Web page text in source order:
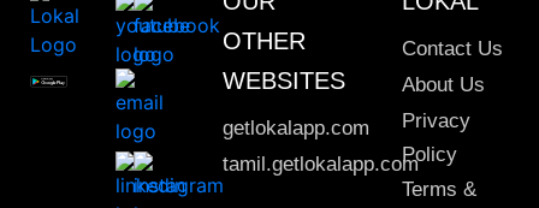
OTHER
WEBSITES
getlokalapp.com
tamil.getlokalapp.com
Contact Us
About Us
Privacy
Policy
Terms &